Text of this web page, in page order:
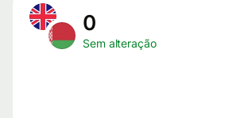
0
Sem alteração